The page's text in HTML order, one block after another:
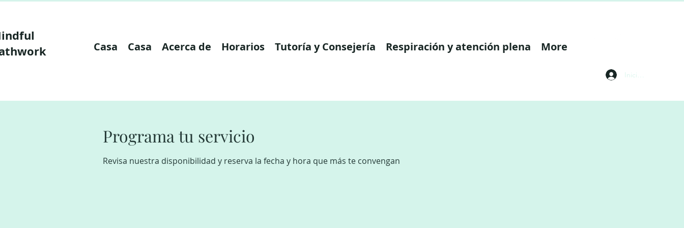
Casa Casa Acerca de Horarios Tutoría y Consejería Respiración y atención plena More
Iniciar sesión
Programa tu servicio
Revisa nuestra disponibilidad y reserva la fecha y hora que más te convengan